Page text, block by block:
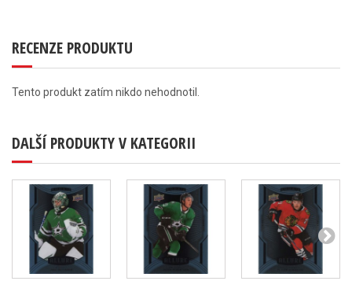
RECENZE PRODUKTU
Tento produkt zatím nikdo nehodnotil.
DALŠÍ PRODUKTY V KATEGORII